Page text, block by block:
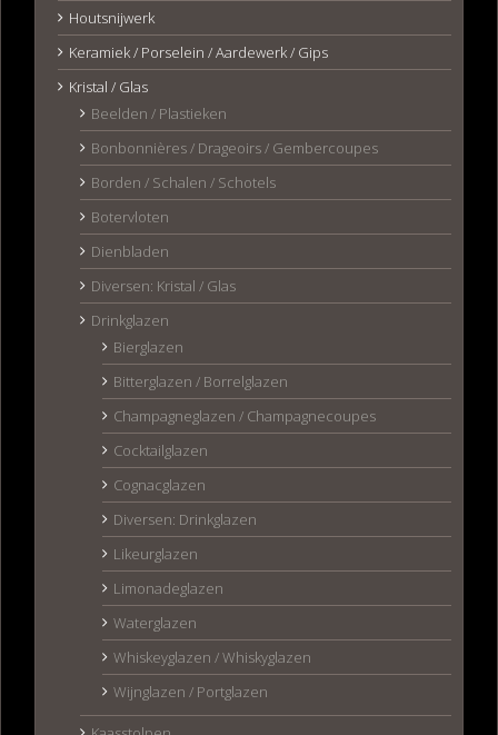
Houtsnijwerk
Keramiek / Porselein / Aardewerk / Gips
Kristal / Glas
Beelden / Plastieken
Bonbonnières / Drageoirs / Gembercoupes
Borden / Schalen / Schotels
Botervloten
Dienbladen
Diversen: Kristal / Glas
Drinkglazen
Bierglazen
Bitterglazen / Borrelglazen
Champagneglazen / Champagnecoupes
Cocktailglazen
Cognacglazen
Diversen: Drinkglazen
Likeurglazen
Limonadeglazen
Waterglazen
Whiskeyglazen / Whiskyglazen
Wijnglazen / Portglazen